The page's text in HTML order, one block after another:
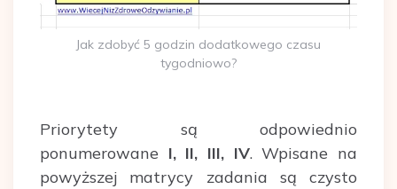
Jak zdobyć 5 godzin dodatkowego czasu
tygodniowo?
Priorytety są odpowiednio
ponumerowane I, II, III, IV. Wpisane na
powyższej matrycy zadania są czysto